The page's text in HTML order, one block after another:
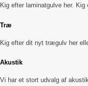
Kig efter laminatgulve her.
Træ
Kig efter dit nyt trægulv her
Akustik
Vi har et stort udvalg af